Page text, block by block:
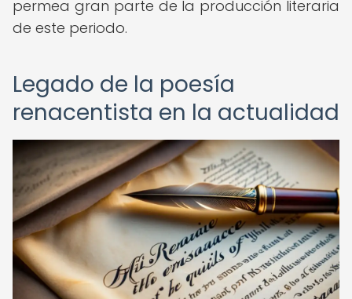
permea gran parte de la producción literaria
de este periodo.
Legado de la poesía
renacentista en la actualidad